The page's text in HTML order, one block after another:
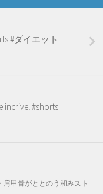
#ダイエット
incrivel #shorts
肩甲骨がととのう和みスト